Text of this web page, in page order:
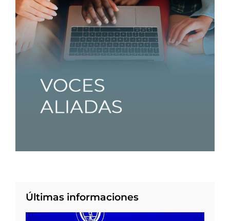
Últimas informaciones